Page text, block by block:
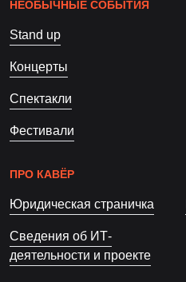
НЕОБЫЧНЫЕ СОБЫТИЯ
Stand up
Концерты
Спектакли
Фестивали
ПРО КАВЁР
Юридическая страничка
Сведения об ИТ-
деятельности и проекте